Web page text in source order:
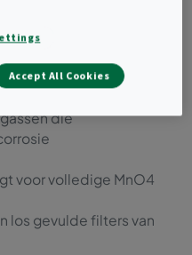
zijn
procesindustrieën.
die
voor volledige MnO4
los gevulde filters van
Accept All Cookies